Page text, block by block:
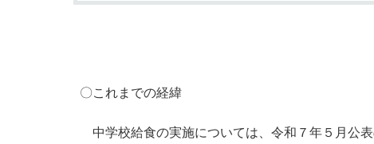
International Residents がいこ
情報公開制度・個人情報保護
〇これまでの経緯
中学校給食の実施については、令和７年５月公